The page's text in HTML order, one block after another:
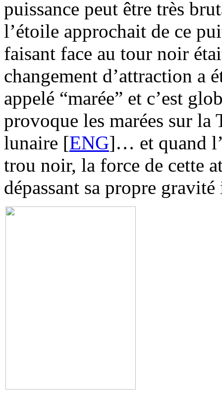
puissance peut être très
l’étoile approchait de ce
faisant face au tour noir
changement d’attraction a
appelé “marée” et c’est
provoque les marées sur la
lunaire [ENG]… et quand
trou noir, la force de cette
dépassant sa propre